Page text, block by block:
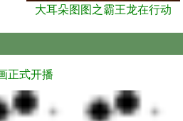
大耳朵图图之霸王龙在行动
正式开播